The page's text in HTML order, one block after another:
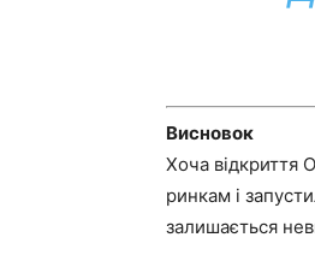
Висновок
Хоча відкриття
ринкам і
залишається